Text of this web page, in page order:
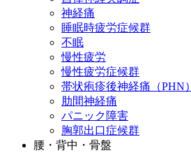
神経痛
睡眠時疲労症候群
不眠
慢性疲労
慢性疲労症候群
帯状疱疹後神経痛（PHN）
肋間神経痛
パニック障害
胸郭出口症候群
腰・背中・骨盤